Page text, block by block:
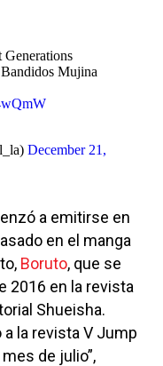
Bandidos Mujina
December 21,
a emitirse en
en el manga
Boruto, que se
2016 en la revista
Shueisha.
la revista V Jump
de julio”,